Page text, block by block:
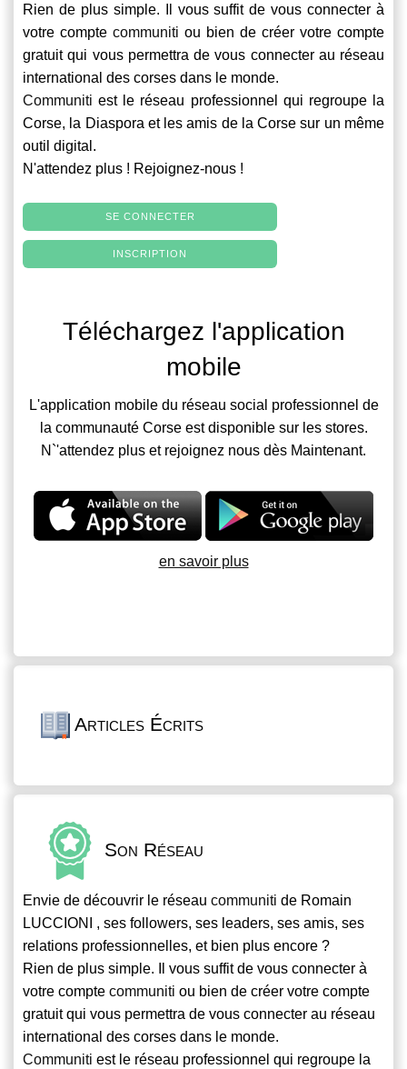
Rien de plus simple. Il vous suffit de vous connecter à
votre compte communiti ou bien de créer votre compte
gratuit qui vous permettra de vous connecter au réseau
international des corses dans le monde.
Communiti est le réseau professionnel qui regroupe la
Corse, la Diaspora et les amis de la Corse sur un même
outil digital.
N'attendez plus ! Rejoignez-nous !
SE CONNECTER
INSCRIPTION
Téléchargez l'application
mobile
L'application mobile du réseau social professionnel de
la communauté Corse est disponible sur les stores.
N`'attendez plus et rejoignez nous dès Maintenant.
en savoir plus
Articles Écrits
Son Réseau
Envie de découvrir le réseau communiti de Romain
LUCCIONI , ses followers, ses leaders, ses amis, ses
relations professionnelles, et bien plus encore ?
Rien de plus simple. Il vous suffit de vous connecter à
votre compte communiti ou bien de créer votre compte
gratuit qui vous permettra de vous connecter au réseau
international des corses dans le monde.
Communiti est le réseau professionnel qui regroupe la